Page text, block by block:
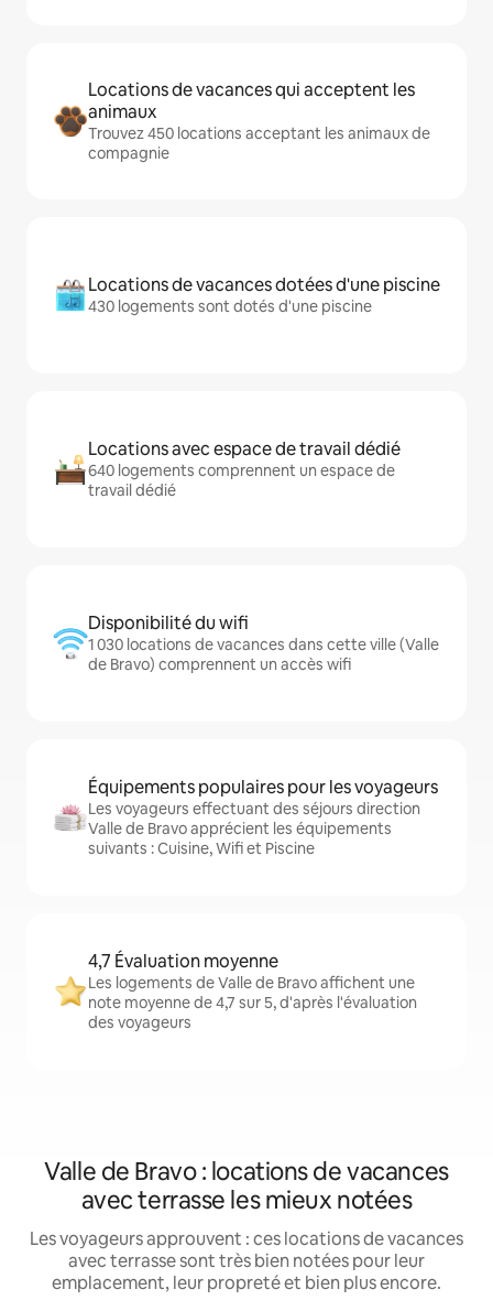
Locations de vacances qui acceptent les
animaux
Trouvez 450 locations acceptant les animaux de
compagnie
Locations de vacances dotées d'une piscine
430 logements sont dotés d'une piscine
Locations avec espace de travail dédié
640 logements comprennent un espace de
travail dédié
Disponibilité du wifi
1 030 locations de vacances dans cette ville (Valle
de Bravo) comprennent un accès wifi
Équipements populaires pour les voyageurs
Les voyageurs effectuant des séjours direction
Valle de Bravo apprécient les équipements
suivants : Cuisine, Wifi et Piscine
4,7 Évaluation moyenne
Les logements de Valle de Bravo affichent une
note moyenne de 4,7 sur 5, d'après l'évaluation
des voyageurs
Valle de Bravo : locations de vacances
avec terrasse les mieux notées
Les voyageurs approuvent : ces locations de vacances
avec terrasse sont très bien notées pour leur
emplacement, leur propreté et bien plus encore.